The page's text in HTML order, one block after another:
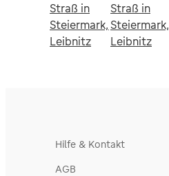
Straß in
Steiermark,
Leibnitz
Straß in
Steiermark,
Leibnitz
Hilfe & Kontakt
AGB